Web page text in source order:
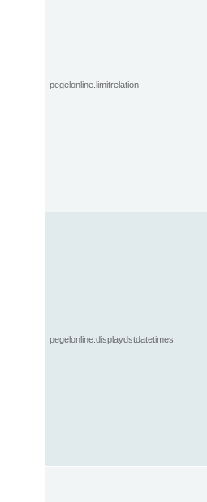
pegelonline.limitrelation
pegelonline.displaydstdatetimes